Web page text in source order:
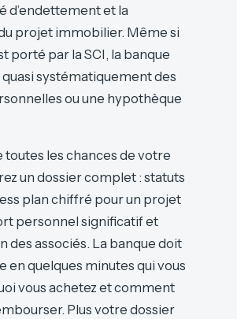
d’endettement et la
projet immobilier. Même si
porté par la SCI, la banque
systématiquement des
ou une hypothèque
les chances de votre
un dossier complet : statuts
plan chiffré pour un projet
personnel significatif et
des associés. La banque doit
en quelques minutes qui vous
vous achetez et comment
Plus votre dossier